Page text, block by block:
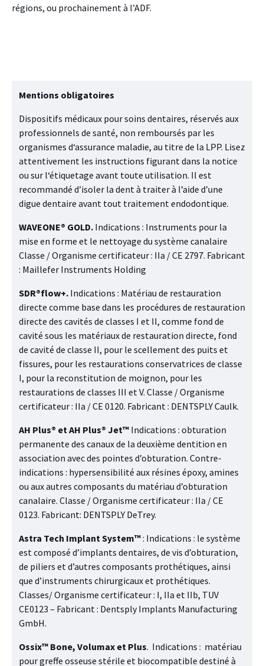
régions, ou prochainement à l’ADF.
Mentions obligatoires
Dispositifs médicaux pour soins dentaires, réservés aux
professionnels de santé, non remboursés par les
organismes d‘assurance maladie, au titre de la LPP. Lisez
attentivement les instructions figurant dans la notice
ou sur l‘étiquetage avant toute utilisation. Il est
recommandé d’isoler la dent à traiter à l’aide d’une
digue dentaire avant tout traitement endodontique.
WAVEONE® GOLD. Indications : Instruments pour la
mise en forme et le nettoyage du système canalaire
Classe / Organisme certificateur : IIa / CE 2797. Fabricant
: Maillefer Instruments Holding
SDR®flow+. Indications : Matériau de restauration
directe comme base dans les procédures de restauration
directe des cavités de classes I et II, comme fond de
cavité sous les matériaux de restauration directe, fond
de cavité de classe II, pour le scellement des puits et
fissures, pour les restaurations conservatrices de classe
I, pour la reconstitution de moignon, pour les
restaurations de classes III et V. Classe / Organisme
certificateur : IIa / CE 0120. Fabricant : DENTSPLY Caulk.
AH Plus® et AH Plus® Jet™ Indications : obturation
permanente des canaux de la deuxième dentition en
association avec des pointes d’obturation. Contre-
indications : hypersensibilité aux résines époxy, amines
ou aux autres composants du matériau d’obturation
canalaire. Classe / Organisme certificateur : IIa / CE
0123. Fabricant: DENTSPLY DeTrey.
Astra Tech Implant System™: Indications : le système
est composé d’implants dentaires, de vis d’obturation,
de piliers et d’autres composants prothétiques, ainsi
que d’instruments chirurgicaux et prothétiques.
Classes/ Organisme certificateur : I, IIa et IIb, TUV
CE0123 – Fabricant : Dentsply Implants Manufacturing
GmbH.
Ossix™ Bone, Volumax et Plus. Indications : matériau
pour greffe osseuse stérile et biocompatible destiné à